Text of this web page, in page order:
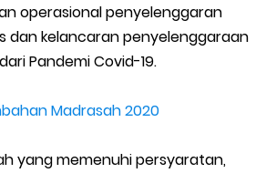
operasional penyelenggaran
dan kelancaran penyelenggaraan
Pandemi Covid-19.
Madrasah 2020
yang memenuhi persyaratan,